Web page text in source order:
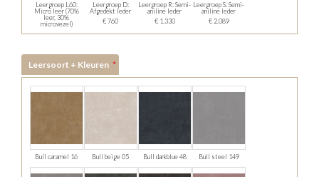
Leergroep L60:
Micro leer (70%
leer, 30%
microvezel)
Leergroep D:
Afgedekt leder
€ 760
Leergroep R: Semi-
aniline leder
€ 1.330
Leergroep S: Semi-
aniline leder
€ 2.089
Leersoort + Kleuren
Bull caramel 16 Bull beige 05 Bull darkblue 48 Bull steel 149